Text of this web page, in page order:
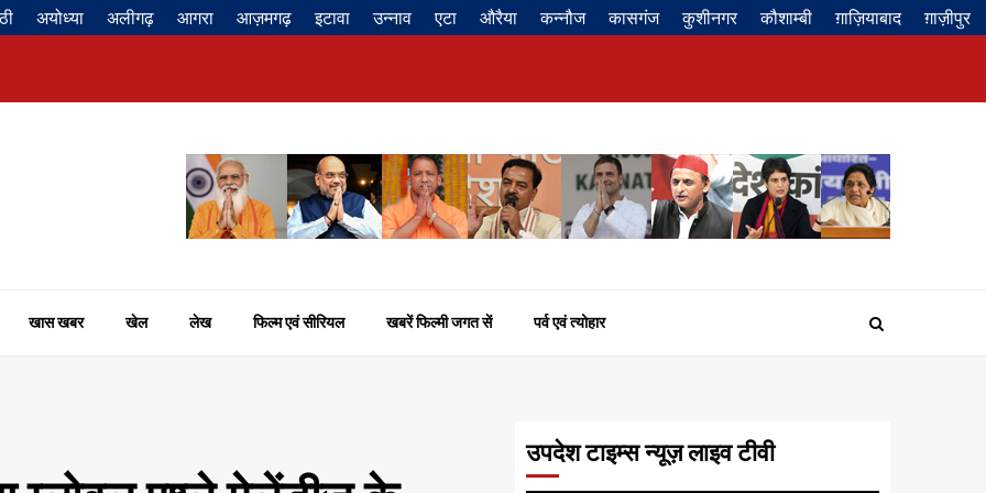
अयोध्या अलीगढ़ आगरा आज़मगढ़ इटावा उन्नाव एटा औरैया कन्नौज कासगंज कुशीनगर कौशाम्बी ग़ाज़ियाबाद ग़ाज़ीपुर
खास खबर खेल लेख फिल्म एवं सीरियल खबरें फिल्मी जगत सें पर्व एवं त्योहार
उपदेश टाइम्स न्यूज़ लाइव टीवी